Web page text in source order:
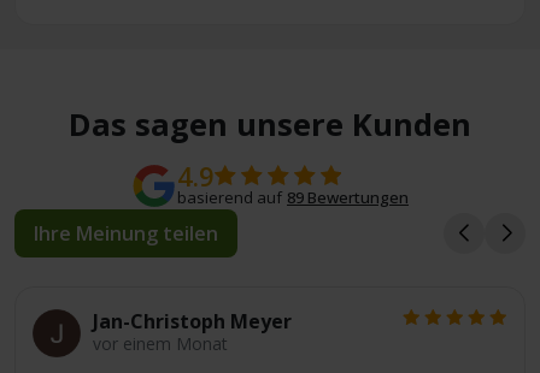
Das sagen unsere Kunden
4.9
basierend auf 89 Bewertungen
Ihre Meinung teilen
Jan-Christoph Meyer
vor einem Monat